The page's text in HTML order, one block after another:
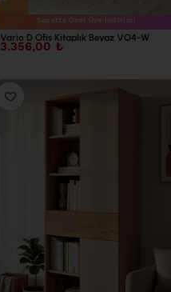
Sepette Özel Üye İndirimi
Vario D Ofis Kitaplık Beyaz VO4-W
3.356,00 ₺